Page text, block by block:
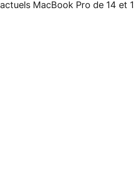
actuels MacBook Pro de 14 et